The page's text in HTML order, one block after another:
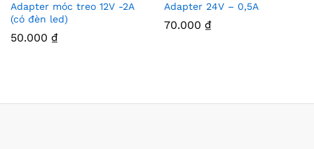
Adapter móc treo 12V -2A
(có đèn led)
50.000 ₫
Adapter 24V – 0,5A
70.000 ₫